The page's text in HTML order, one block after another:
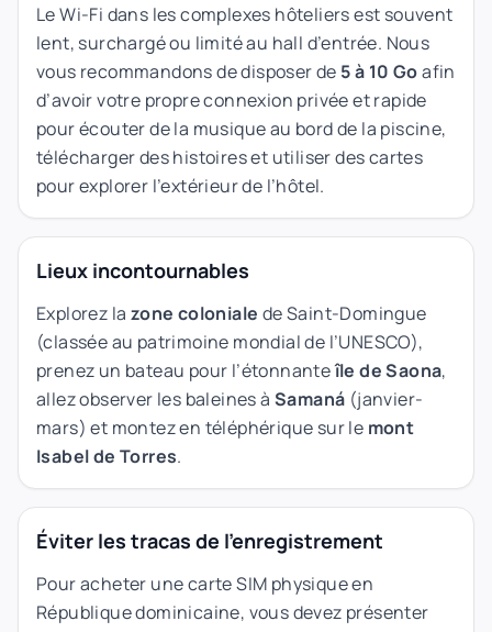
Le Wi-Fi dans les complexes hôteliers est souvent
lent, surchargé ou limité au hall d’entrée. Nous
vous recommandons de disposer de 5 à 10 Goafin
d’avoir votre propre connexion privée et rapide
pour écouter de la musique au bord de la piscine,
télécharger des histoires et utiliser des cartes
pour explorer l’extérieur de l’hôtel.
Lieux incontournables
Explorez la zone coloniale de Saint-Domingue
(classée au patrimoine mondial de l’UNESCO),
prenez un bateau pour l’étonnanteîle de Saona,
allez observer les baleines à Samaná (janvier-
mars) et montez en téléphérique sur le mont
Isabel de Torres.
Éviter les tracas de l'enregistrement
Pour acheter une carte SIM physique en
République dominicaine, vous devez présenter